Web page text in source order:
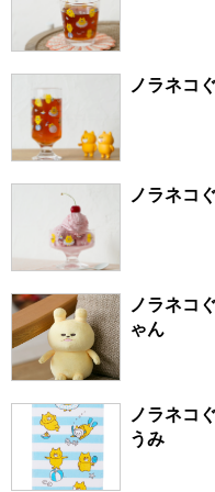
ノラネコ
ゃん
ノラネコ
うみ